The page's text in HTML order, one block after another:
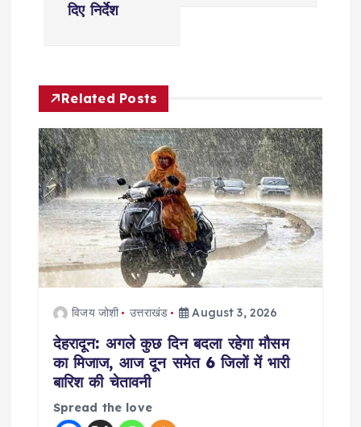
v
g
a
t
दिए निर्देश
Related Posts
विजय जोशी उत्तराखंड August 3, 2026
देहरादून: अगले कुछ दिन बदला रहेगा मौसम
का मिजाज, आज दून समेत 6 जिलों में भारी
बारिश की चेतावनी
Spread the love